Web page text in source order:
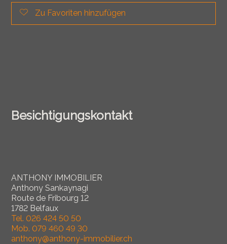
Zu Favoriten hinzufügen
Besichtigungskontakt
ANTHONY IMMOBILIER
Anthony Sankaynagi
Route de Fribourg 12
1782 Belfaux
Tel.026 424 50 50
Mob.079 460 49 30
anthony@anthony-immobilier.ch